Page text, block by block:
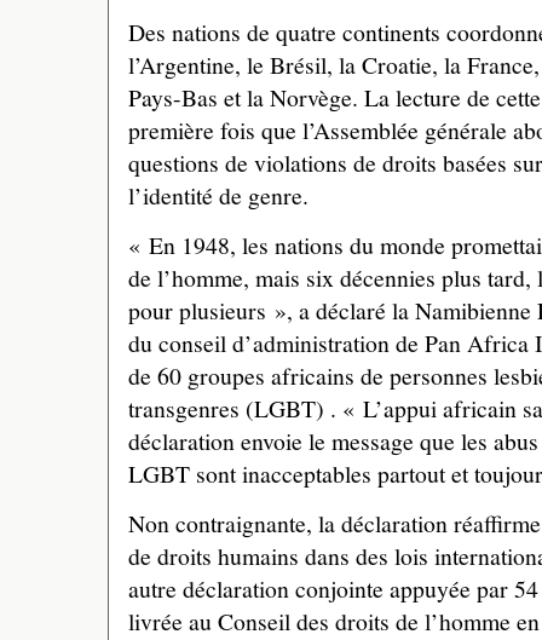
Des nations de quatre continents
l’Argentine, le Brésil, la Croatie, la
Pays-Bas et la Norvège. La lecture de
première fois que l’Assemblée générale
questions de violations de droits basées
l’identité de genre.
« En 1948, les nations du monde
de l’homme, mais six décennies plus
pour plusieurs », a déclaré la
du conseil d’administration de Pan
de 60 groupes africains de personnes
transgenres (LGBT) . « L’appui africain
déclaration envoie le message que les
LGBT sont inacceptables partout et
Non contraignante, la déclaration
de droits humains dans des lois
autre déclaration conjointe appuyée par
livrée au Conseil des droits de l’homme